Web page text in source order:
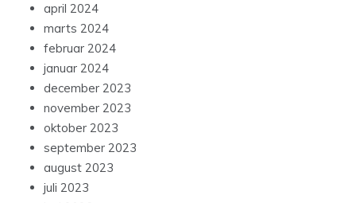
april 2024
marts 2024
februar 2024
januar 2024
december 2023
november 2023
oktober 2023
september 2023
august 2023
juli 2023